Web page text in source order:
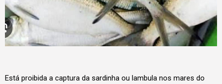
Está proibida a captura da sardinha ou lambula nos mares do